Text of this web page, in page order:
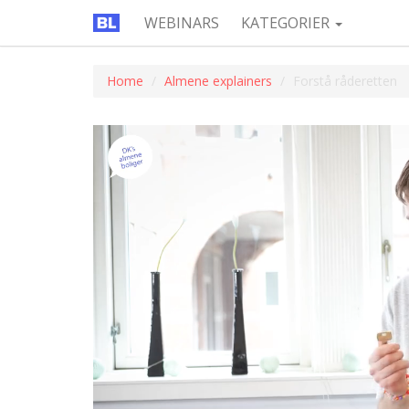
WEBINARS KATEGORIER
Home Almene explainers Forstå råderetten